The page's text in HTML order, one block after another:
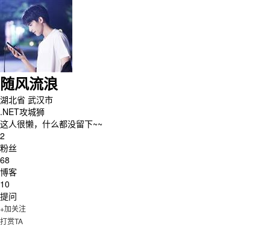
随风流浪
湖北省 武汉市
.NET攻城狮
这人很懒，什么都没留下~~
2
粉丝
68
博客
10
提问
+加关注
打赏TA